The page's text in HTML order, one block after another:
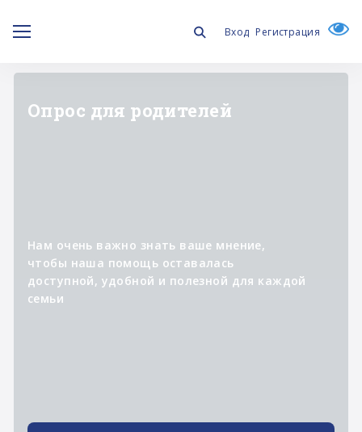
Вход Регистрация
"ЛИЧНОЕ ДЕЛО"
реализации программ фонда,
помогая изменять к лучшему